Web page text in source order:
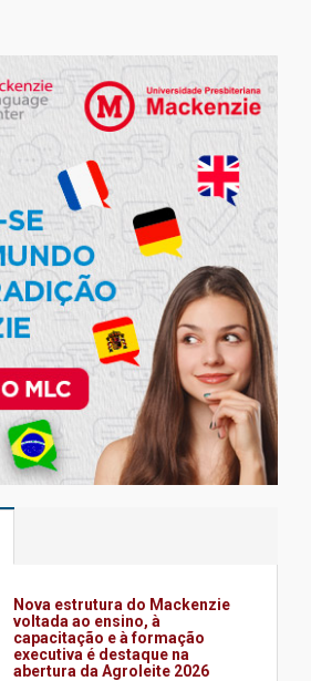
Nova estrutura do Mackenzie
voltada ao ensino, à
capacitação e à formação
executiva é destaque na
abertura da Agroleite 2026